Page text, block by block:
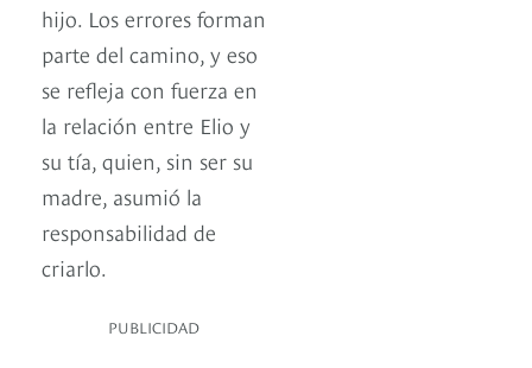
hijo. Los errores forman
parte del camino, y eso
se refleja con fuerza en
la relación entre Elio y
su tía, quien, sin ser su
madre, asumió la
responsabilidad de
criarlo.
PUBLICIDAD